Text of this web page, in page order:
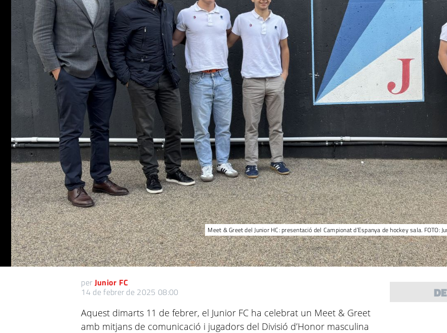
Meet & Greet del Junior HC: presentació del Campionat d’Espanya de hockey sala. FOTO:
per Junior FC
14 de febrer de 2025 08:00
Aquest dimarts 11 de febrer, el Junior FC ha celebrat un Meet & Greet
amb mitjans de comunicació i jugadors del Divisió d’Honor masculina